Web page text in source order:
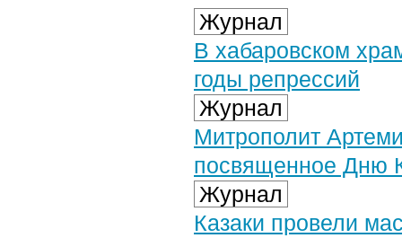
Журнал
В хабаровском
годы репрессий
Журнал
Митрополит
посвященное Дню
Журнал
Казаки провели